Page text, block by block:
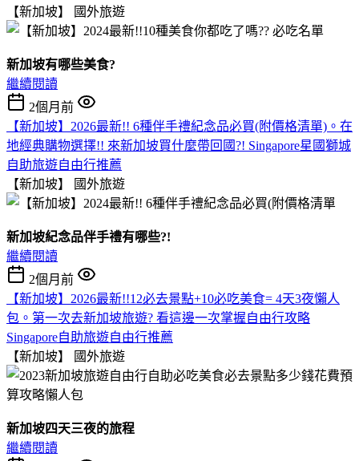
【新加坡】
國外旅遊
新加坡有哪些美食?
繼續閱讀
2個月前
【新加坡】2026最新!! 6種伴手禮紀念品必買(附價格清單)。在
地經典購物選擇!! 來新加坡買什麼帶回國?! Singapore星國獅城
自助旅遊自由行推薦
【新加坡】
國外旅遊
新加坡紀念品伴手禮有哪些?!
繼續閱讀
2個月前
【新加坡】2026最新!!12必去景點+10必吃美食= 4天3夜懶人
包。第一次去新加坡旅遊? 看這邊一次掌握自由行攻略
Singapore自助旅遊自由行推薦
【新加坡】
國外旅遊
新加坡四天三夜的旅程
繼續閱讀